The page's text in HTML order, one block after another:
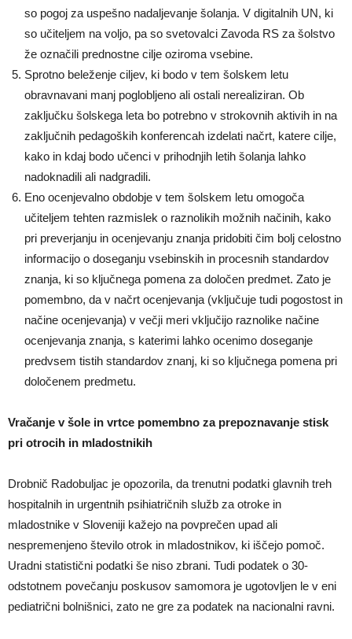
so pogoj za uspešno nadaljevanje šolanja. V digitalnih UN, ki
so učiteljem na voljo, pa so svetovalci Zavoda RS za šolstvo
že označili prednostne cilje oziroma vsebine.
Sprotno beleženje ciljev, ki bodo v tem šolskem letu
obravnavani manj poglobljeno ali ostali nerealiziran. Ob
zaključku šolskega leta bo potrebno v strokovnih aktivih in na
zaključnih pedagoških konferencah izdelati načrt, katere cilje,
kako in kdaj bodo učenci v prihodnjih letih šolanja lahko
nadoknadili ali nadgradili.
Eno ocenjevalno obdobje v tem šolskem letu omogoča
učiteljem tehten razmislek o raznolikih možnih načinih, kako
pri preverjanju in ocenjevanju znanja pridobiti čim bolj celostno
informacijo o doseganju vsebinskih in procesnih standardov
znanja, ki so ključnega pomena za določen predmet. Zato je
pomembno, da v načrt ocenjevanja (vključuje tudi pogostost in
načine ocenjevanja) v večji meri vključijo raznolike načine
ocenjevanja znanja, s katerimi lahko ocenimo doseganje
predvsem tistih standardov znanj, ki so ključnega pomena pri
določenem predmetu.
Vračanje v šole in vrtce pomembno za prepoznavanje stisk
pri otrocih in mladostnikih
Drobnič Radobuljac je opozorila, da trenutni podatki glavnih treh
hospitalnih in urgentnih psihiatričnih služb za otroke in
mladostnike v Sloveniji kažejo na povprečen upad ali
nespremenjeno število otrok in mladostnikov, ki iščejo pomoč.
Uradni statistični podatki še niso zbrani. Tudi podatek o 30-
odstotnem povečanju poskusov samomora je ugotovljen le v eni
pediatrični bolnišnici, zato ne gre za podatek na nacionalni ravni.